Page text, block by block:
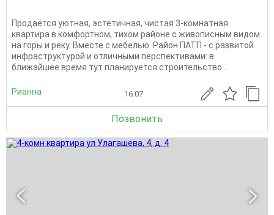
Продаётся уютная, эстетичная, чистая 3-комнатная
квартира в комфортном, тихом районе с живописным видом
на горы и реку. Вместе с мебелью. Район ПАТП - с развитой
инфраструктурой и отличными перспективами: в
ближайшее время тут планируется строительство...
Рианна 16.07
Позвонить